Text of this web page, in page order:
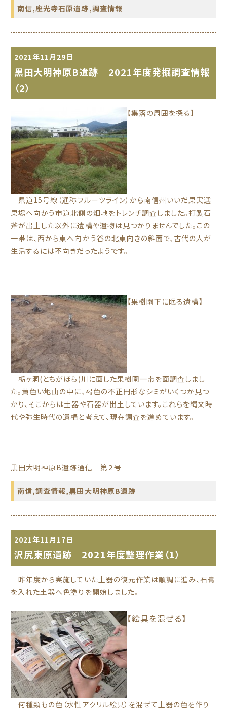
南信,座光寺石原遺跡,調査情報
2021年11月29日
黒田大明神原B遺跡 2021年度発掘調査情報
（2）
【集落の周囲を探る】
県道15号線（通称フルーツライン）から南信州いいだ果実選
果場へ向かう市道北側の畑地をトレンチ調査しました。打製石
斧が出土した以外に遺構や遺物は見つかりませんでした。この
一帯は、西から東へ向かう谷の北東向きの斜面で、古代の人が
生活するには不向きだったようです。
【果樹園下に眠る遺構】
栃ヶ洞(とちがほら)川に面した果樹園一帯を面調査しまし
た。黄色い地山の中に、褐色の不正円形なシミがいくつか見つ
かり、そこからは土器や石器が出土しています。これらを縄文時
代や弥生時代の遺構と考えて、現在調査を進めています。
黒田大明神原B遺跡通信 第２号
南信,調査情報,黒田大明神原B遺跡
2021年11月17日
沢尻東原遺跡 2021年度整理作業（1）
昨年度から実施していた土器の復元作業は順調に進み、石膏
を入れた土器へ色塗りを開始しました。
【絵具を混ぜる】
何種類もの色（水性アクリル絵具）を混ぜて土器の色を作り